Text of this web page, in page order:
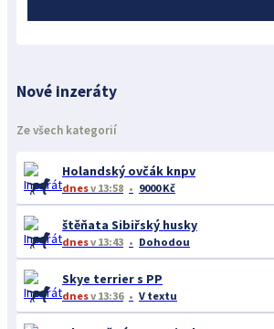
Nové inzeráty
Ze všech kategorií
Holandský ovčák knpv
dnesv 13:58 9000 Kč
štěňata Sibiřský husky
dnesv 13:43 Dohodou
Skye terrier s PP
dnesv 13:36 V textu